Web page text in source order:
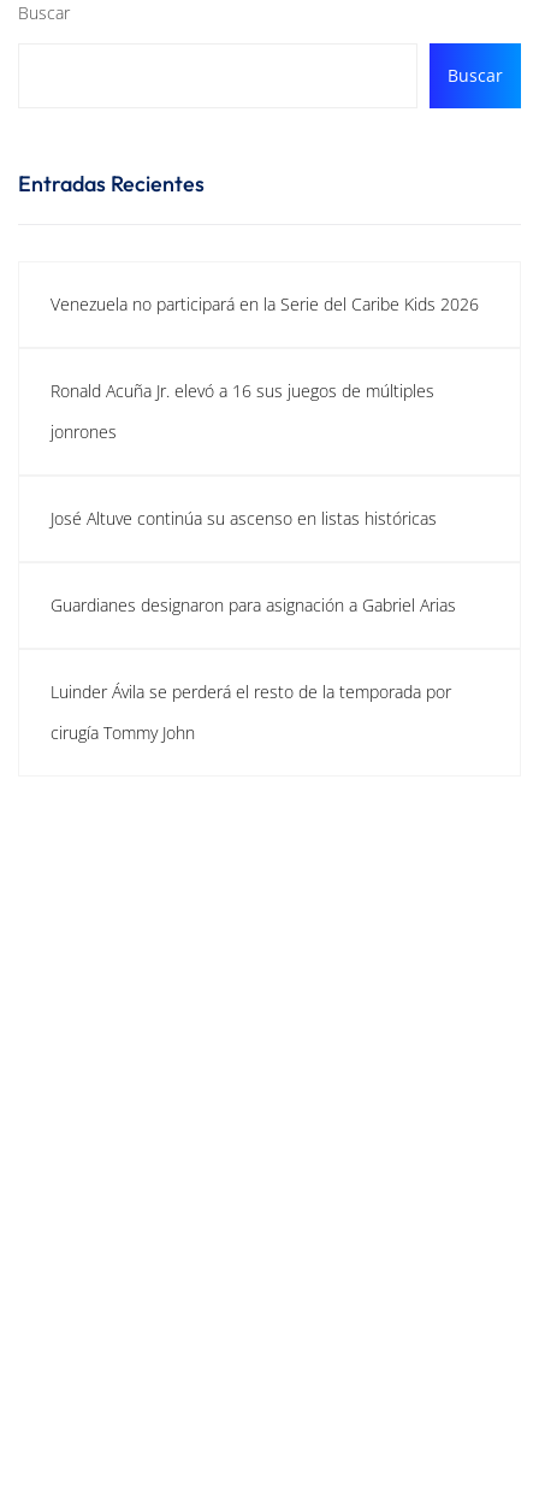
Buscar
Buscar
Entradas Recientes
Venezuela no participará en la Serie del Caribe Kids 2026
Ronald Acuña Jr. elevó a 16 sus juegos de múltiples
jonrones
José Altuve continúa su ascenso en listas históricas
Guardianes designaron para asignación a Gabriel Arias
Luinder Ávila se perderá el resto de la temporada por
cirugía Tommy John